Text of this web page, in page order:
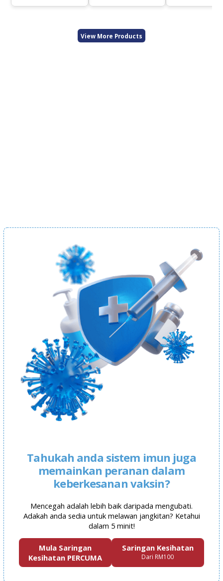
View More Products
Tahukah anda sistem imun juga
memainkan peranan dalam
keberkesanan vaksin?
Mencegah adalah lebih baik daripada mengubati.
Adakah anda sedia untuk melawan jangkitan? Ketahui
dalam 5 minit!
Mula Saringan
Kesihatan PERCUMA
Saringan Kesihatan
Dari RM100